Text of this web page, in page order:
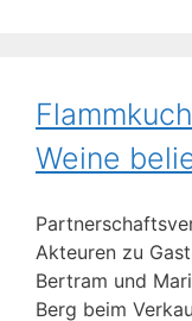
Weine
Akteuren zu
Bertram und
Berg beim